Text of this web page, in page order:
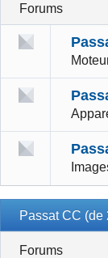
Forums
Passat CC (de
Forums